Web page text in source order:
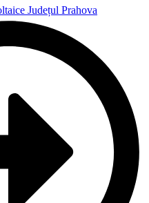
Județul Prahova